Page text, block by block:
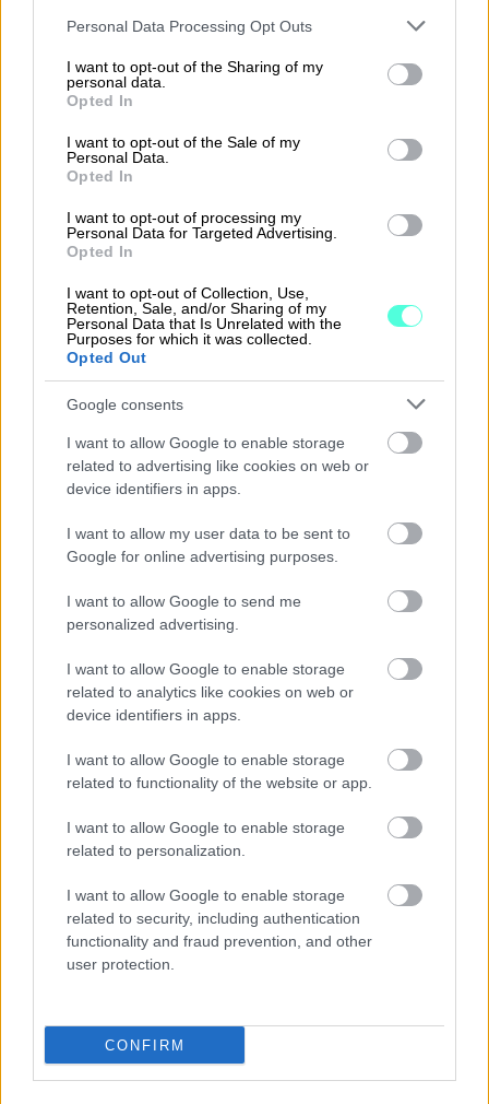
Please note that this website/app uses one or more Google
not limited to your visit or usage behaviour. You may click to
grant or deny consent to Google and its third-party tags to
use your data for below specified purposes in below Google
consent section.
Personal Data Processing Opt Outs
I want to opt-out of the Sharing of my
personal data.
Opted In
I want to opt-out of the Sale of my
Personal Data.
Opted In
I want to opt-out of processing my
Personal Data for Targeted Advertising.
Opted In
I want to opt-out of Collection, Use,
Retention, Sale, and/or Sharing of my
Personal Data that Is Unrelated with the
Purposes for which it was collected.
Opted Out
Google consents
I want to allow Google to enable storage
related to advertising like cookies on web or
device identifiers in apps.
I want to allow my user data to be sent to
Google for online advertising purposes.
I want to allow Google to send me
personalized advertising.
I want to allow Google to enable storage
related to analytics like cookies on web or
device identifiers in apps.
I want to allow Google to enable storage
related to functionality of the website or app.
I want to allow Google to enable storage
related to personalization.
I want to allow Google to enable storage
related to security, including authentication
functionality and fraud prevention, and other
user protection.
CONFIRM
Lue lisää Sopimuskoneesta
Procountor
Procountor Solo
Sopimuskone
Finago Sign
Procountor Tallennus
Tutustu ohjelmistoihin
Tutustu Procountoriin
Kokeile Sopimuskonetta